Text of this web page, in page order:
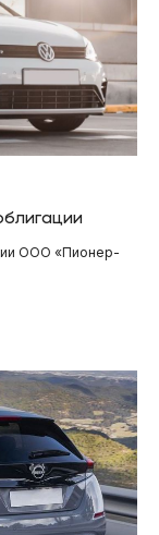
ООО «Пионер-